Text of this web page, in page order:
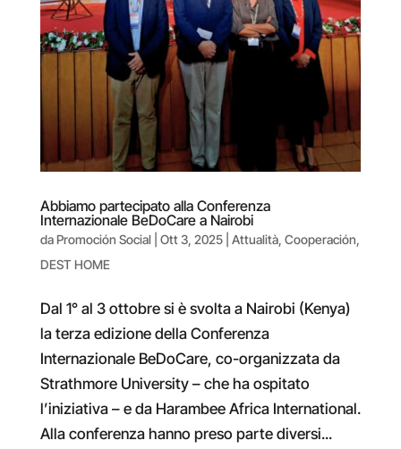
Abbiamo partecipato alla Conferenza
Internazionale BeDoCare a Nairobi
daPromoción Social| Ott 3, 2025| Attualità, Cooperación,
DEST HOME
Dal 1° al 3 ottobre si è svolta a Nairobi (Kenya)
la terza edizione della Conferenza
Internazionale BeDoCare, co-organizzata da
Strathmore University – che ha ospitato
l’iniziativa – e da Harambee Africa International.
Alla conferenza hanno preso parte diversi...